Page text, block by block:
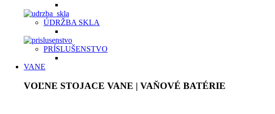
ÚDRŽBA SKLA
PRÍSLUŠENSTVO
VANE
VOĽNE STOJACE VANE | VAŇOVÉ BATÉRIE